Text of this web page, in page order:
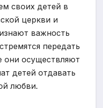
своих детей в
церкви и
важность
передать
они осуществляют
детей отдавать
любви.